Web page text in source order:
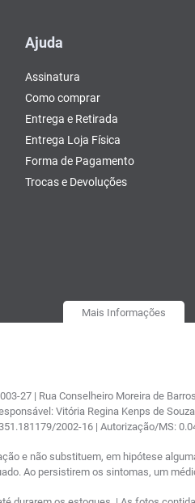
Ajuda
Assinatura
Como comprar
Entrega e Retirada
Entrega Loja Física
Forma de Pagamento
Trocas e Devoluções
Mais Informações
27 | Rua Conselheiro Moreira de
Vitória Regina Kenps de Souza
2002-16 | Autorização/MS:
e não substituem, em hipótese
Ao persistirem os sintomas, um